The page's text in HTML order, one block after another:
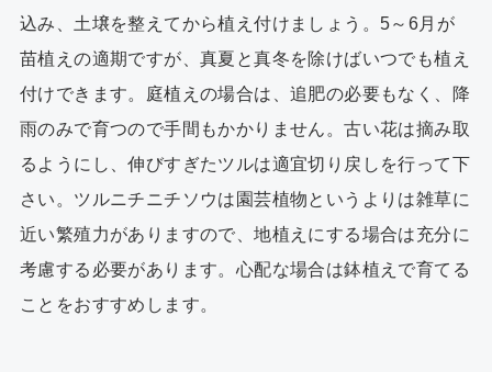
込み、土壌を整えてから植え付けましょう。5～6月が
苗植えの適期ですが、真夏と真冬を除けばいつでも植え
付けできます。庭植えの場合は、追肥の必要もなく、降
雨のみで育つので手間もかかりません。古い花は摘み取
るようにし、伸びすぎたツルは適宜切り戻しを行って下
さい。ツルニチニチソウは園芸植物というよりは雑草に
近い繁殖力がありますので、地植えにする場合は充分に
考慮する必要があります。心配な場合は鉢植えで育てる
ことをおすすめします。